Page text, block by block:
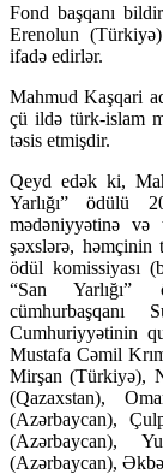
Fond başqanı
Erenolun (Türkiyə)
ifadə edirlər.
Mahmud Kaşqari
çü ildə türk-islam
təsis etmişdir.
Qeyd edək ki,
Yarlığı” ödülü
mədəniyyətinə
şəxslərə, həmçinin
ödül komissiyası
“San Yarlığı”
Cumhuriyyətinin
Mustafa Cəmil
Mirşan (Türkiyə),
(Qazaxstan),
(Azərbaycan),
(Azərbaycan),
(Azərbaycan),